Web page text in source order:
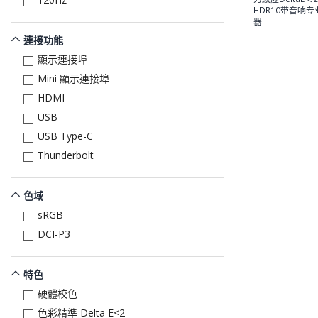
連接功能
顯示連接埠
Mini 顯示連接埠
HDMI
USB
USB Type-C
Thunderbolt
色域
sRGB
DCI-P3
特色
硬體校色
色彩精準 Delta E<2
HDR10带音响
器